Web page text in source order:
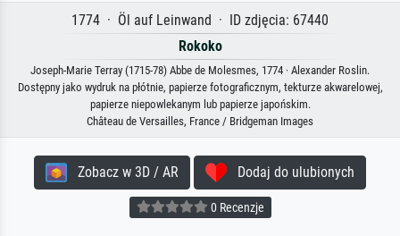
1774 · Öl auf Leinwand · ID zdjęcia: 67440
Rokoko
Joseph-Marie Terray (1715-78) Abbe de Molesmes, 1774 · Alexander Roslin.
Dostępny jako wydruk na płótnie, papierze fotograficznym, tekturze akwarelowej,
papierze niepowlekanym lub papierze japońskim.
Château de Versailles, France / Bridgeman Images
Zobacz w 3D / AR Dodaj do ulubionych
0 Recenzje